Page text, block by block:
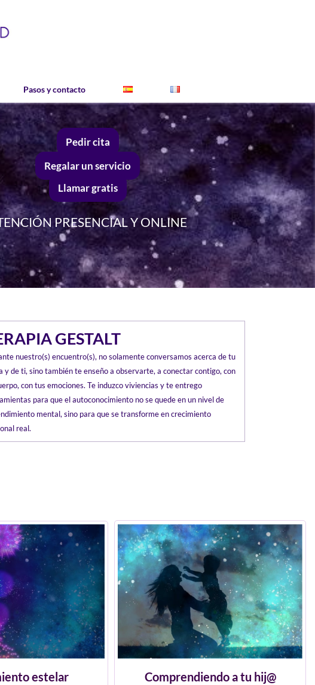
Pasos y contacto
Pedir cita
Regalar un servicio
Llamar gratis
PRESENCIAL Y ONLINE
GESTALT
nuestro(s) encuentro(s), no solamente conversamos acerca de tu
y de ti, sino también te enseño a observarte, a conectar contigo, con
con tus emociones. Te induzco viviencias y te entrego
para que el autoconocimiento no se quede en un nivel de
mental, sino para que se transforme en crecimiento
real.
estelar Comprendiendo a tu hij@